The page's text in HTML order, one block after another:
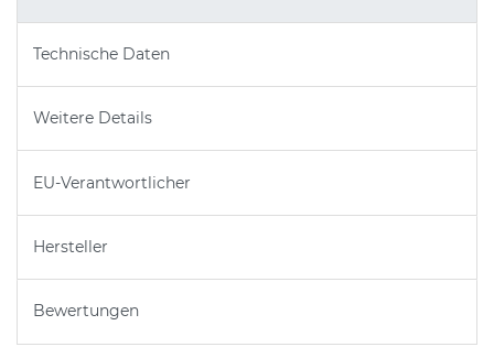
Technische Daten
Weitere Details
EU-Verantwortlicher
Hersteller
Bewertungen